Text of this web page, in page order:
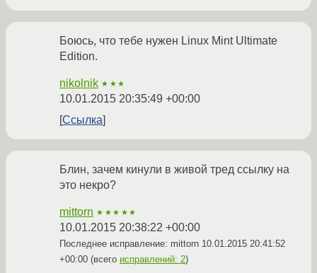
Боюсь, что тебе нужен Linux Mint Ultimate
Edition.
nikolnik ★★★
10.01.2015 20:35:49 +00:00
Ссылка
Блин, зачем кинули в живой тред ссылку на
это некро?
mittorn ★★★★★
10.01.2015 20:38:22 +00:00
Последнее исправление: mittorn 10.01.2015 20:41:52
+00:00 (всего исправлений: 2)